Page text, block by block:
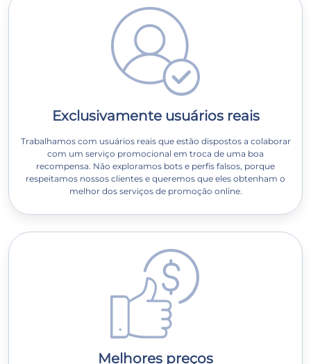
Exclusivamente usuários reais
Trabalhamos com usuários reais que estão dispostos a colaborar
com um serviço promocional em troca de uma boa
recompensa. Não exploramos bots e perfis falsos, porque
respeitamos nossos clientes e queremos que eles obtenham o
melhor dos serviços de promoção online.
Melhores preços